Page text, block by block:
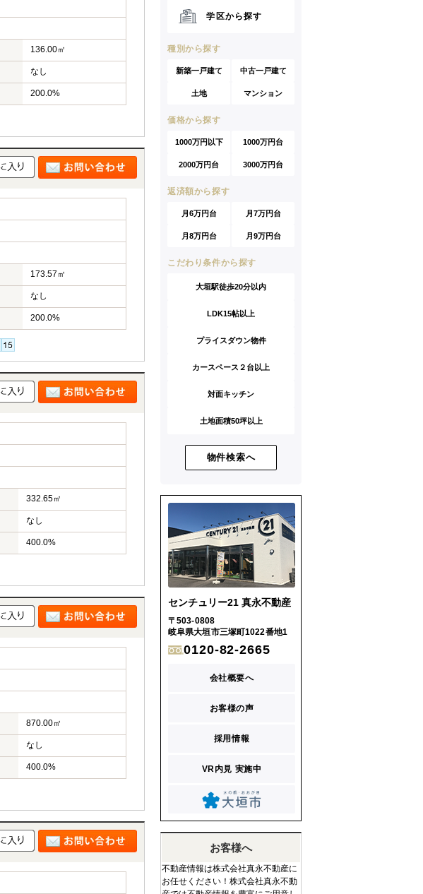
136.00㎡
なし
200.0%
173.57㎡
なし
200.0%
332.65㎡
なし
400.0%
870.00㎡
なし
400.0%
学区から探す
種別から探す
新築一戸建て 中古一戸建て
土地 マンション
価格から探す
1000万円以下 1000万円台
2000万円台 3000万円台
返済額から探す
月6万円台 月7万円台
月8万円台 月9万円台
こだわり条件から探す
大垣駅徒歩20分以内
LDK15帖以上
プライスダウン物件
カースペース２台以上
対面キッチン
土地面積50坪以上
物件検索へ
センチュリー21 真永不動産
〒503-0808
岐阜県大垣市三塚町1022番地1
0120-82-2665
会社概要へ
お客様の声
採用情報
VR内見 実施中
お客様へ
不動産情報は株式会社真永不動産に
お任せください！株式会社真永不動